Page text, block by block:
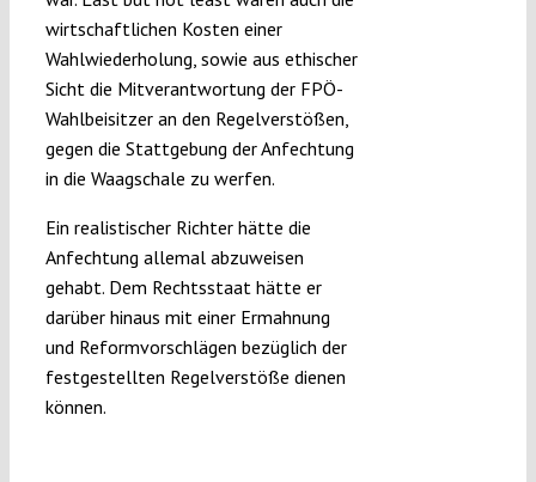
wirtschaftlichen Kosten einer
Wahlwiederholung, sowie aus ethischer
Sicht die Mitverantwortung der FPÖ-
Wahlbeisitzer an den Regelverstößen,
gegen die Stattgebung der Anfechtung
in die Waagschale zu werfen.
Ein realistischer Richter hätte die
Anfechtung allemal abzuweisen
gehabt. Dem Rechtsstaat hätte er
darüber hinaus mit einer Ermahnung
und Reformvorschlägen bezüglich der
festgestellten Regelverstöße dienen
können.